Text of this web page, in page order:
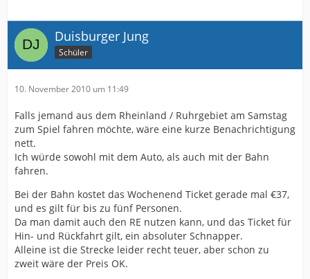
Duisburger Jung
Schüler
10. November 2010 um 11:49
Falls jemand aus dem Rheinland / Ruhrgebiet am Samstag
zum Spiel fahren möchte, wäre eine kurze Benachrichtigung
nett.
Ich würde sowohl mit dem Auto, als auch mit der Bahn
fahren.
Bei der Bahn kostet das Wochenend Ticket gerade mal €37,
und es gilt für bis zu fünf Personen.
Da man damit auch den RE nutzen kann, und das Ticket für
Hin- und Rückfahrt gilt, ein absoluter Schnapper.
Alleine ist die Strecke leider recht teuer, aber schon zu
zweit wäre der Preis OK.